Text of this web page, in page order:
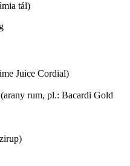
tál)
Juice Cordial)
rum, pl.: Bacardi Gold